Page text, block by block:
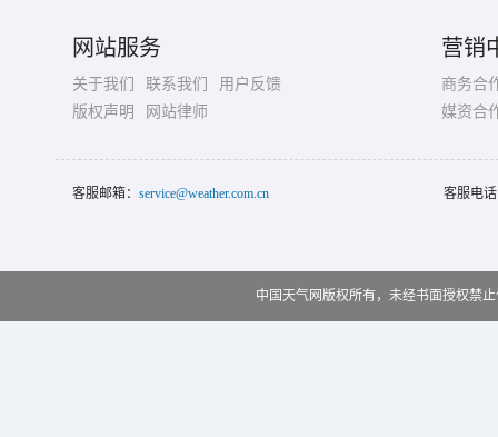
网站服务
关于我们 联系我们
用户反馈
版权声明
网站律师
营销
商务合
媒资合
客服邮箱： service@weather.com.cn 客服电
中国天气网版权所有，未经书面授权